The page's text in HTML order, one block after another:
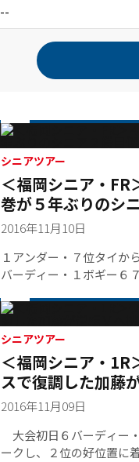
シニアツアー
＜福岡シニア・FR
巻が５年ぶりのシ
2016年11月10日
１アンダー・７位タイか
バーディー・１ボギー６
宏との４打差を逆転し、
来、５年ぶりのシニアツ
シニアツアー
＜福岡シニア・1R
スで復調した加藤
2016年11月09日
大会初日６バーディー
ークし、２位の好位置に